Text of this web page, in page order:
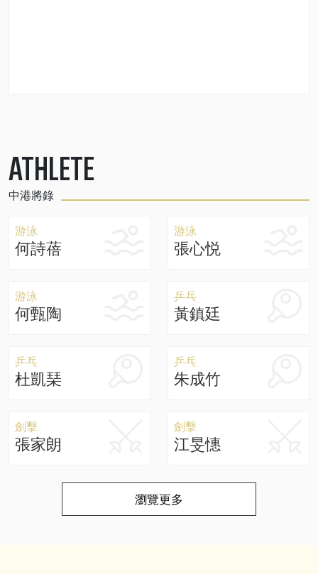
ATHLETE
中港將錄
游泳
何詩蓓
游泳
張心悦
游泳
何甄陶
乒乓
黃鎮廷
乒乓
杜凱琹
乒乓
朱成竹
劍擊
張家朗
劍擊
江旻憓
瀏覽更多